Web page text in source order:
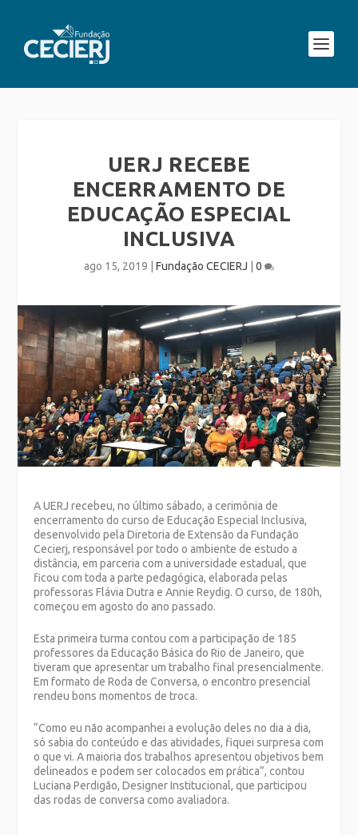
UERJ RECEBE
ENCERRAMENTO DE
EDUCAÇÃO ESPECIAL
INCLUSIVA
ago 15, 2019 Fundação CECIERJ 0
A UERJ recebeu, no último sábado, a cerimônia de
encerramento do curso de Educação Especial Inclusiva,
desenvolvido pela Diretoria de Extensão da Fundação
Cecierj, responsável por todo o ambiente de estudo a
distância, em parceria com a universidade estadual, que
ficou com toda a parte pedagógica, elaborada pelas
professoras Flávia Dutra e Annie Reydig. O curso, de 180h,
começou em agosto do ano passado.
Esta primeira turma contou com a participação de 185
professores da Educação Básica do Rio de Janeiro, que
tiveram que apresentar um trabalho final presencialmente.
Em formato de Roda de Conversa, o encontro presencial
rendeu bons momentos de troca.
“Como eu não acompanhei a evolução deles no dia a dia,
só sabia do conteúdo e das atividades, fiquei surpresa com
o que vi. A maioria dos trabalhos apresentou objetivos bem
delineados e podem ser colocados em prática”, contou
Luciana Perdigão, Designer Institucional, que participou
das rodas de conversa como avaliadora.